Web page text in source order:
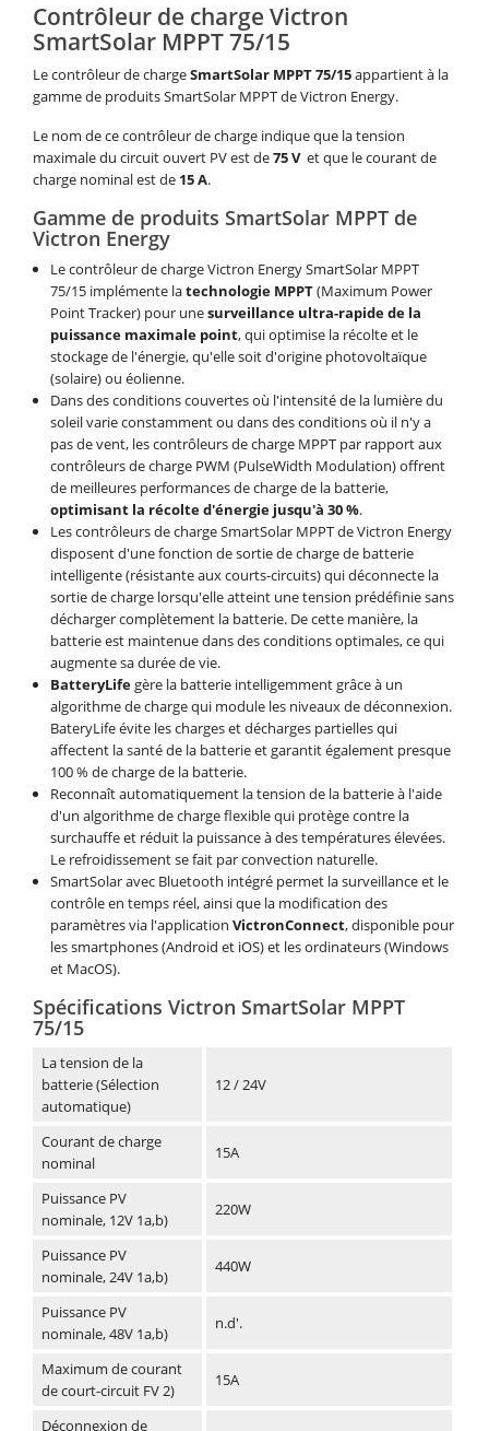
Contrôleur de charge Victron
SmartSolar MPPT 75/15
Le contrôleur de chargeSmartSolar MPPT 75/15appartient à la
gamme de produits SmartSolar MPPT de Victron Energy.
Le nom de ce contrôleur de charge indique que la tension
maximale du circuit ouvert PV est de75 Vet que le courant de
charge nominal est de 15 A.
Gamme de produits SmartSolar MPPT de
Victron Energy
Le contrôleur de charge Victron Energy SmartSolar MPPT
75/15 implémente latechnologie MPPT(Maximum Power
Point Tracker) pour unesurveillance ultra-rapide de la
puissance maximale point, qui optimise la récolte et le
stockage de l'énergie, qu'elle soit d'origine photovoltaïque
(solaire) ou éolienne.
Dans des conditions couvertes où l'intensité de la lumière du
soleil varie constamment ou dans des conditions où il n'y a
pas de vent, les contrôleurs de charge MPPT par rapport aux
contrôleurs de charge PWM (PulseWidth Modulation) offrent
de meilleures performances de charge de la batterie,
optimisant la récolte d'énergie jusqu'à 30 %.
Les contrôleurs de charge SmartSolar MPPT de Victron Energy
disposent d'une fonction de sortie de charge de batterie
intelligente (résistante aux courts-circuits) qui déconnecte la
sortie de charge lorsqu'elle atteint une tension prédéfinie sans
décharger complètement la batterie. De cette manière, la
batterie est maintenue dans des conditions optimales, ce qui
augmente sa durée de vie.
BatteryLifegère la batterie intelligemment grâce à un
algorithme de charge qui module les niveaux de déconnexion.
BateryLife évite les charges et décharges partielles qui
affectent la santé de la batterie et garantit également presque
100 % de charge de la batterie.
Reconnaît automatiquement la tension de la batterie à l'aide
d'un algorithme de charge flexible qui protège contre la
surchauffe et réduit la puissance à des températures élevées.
Le refroidissement se fait par convection naturelle.
SmartSolar avec Bluetooth intégré permet la surveillance et le
contrôle en temps réel, ainsi que la modification des
paramètres via l'application VictronConnect, disponible pour
les smartphones (Android et iOS) et les ordinateurs (Windows
et MacOS).
Spécifications Victron SmartSolar MPPT
75/15
La tension de la
batterie (Sélection
automatique)
12 / 24V
Courant de charge
nominal
15A
Puissance PV
nominale, 12V 1a,b)
220W
Puissance PV
nominale, 24V 1a,b)
440W
Puissance PV
nominale, 48V 1a,b)
n.d'.
Maximum de courant
de court-circuit FV 2)
15A
Déconnexion de